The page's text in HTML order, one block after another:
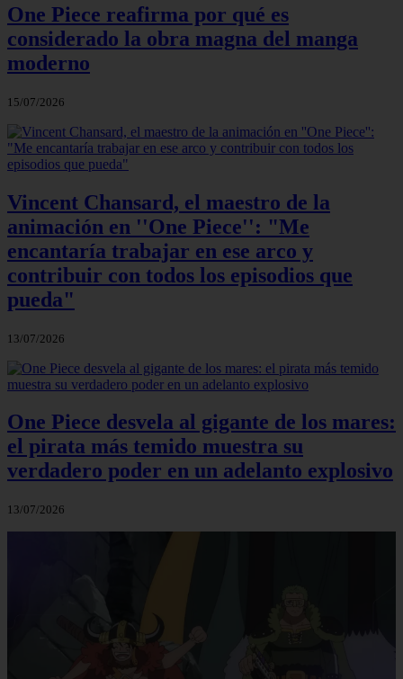
One Piece reafirma por qué es
considerado la obra magna del manga
moderno
15/07/2026
Vincent Chansard, el maestro de la
animación en ''One Piece'': "Me
encantaría trabajar en ese arco y
contribuir con todos los episodios que
pueda"
13/07/2026
One Piece desvela al gigante de los mares:
el pirata más temido muestra su
verdadero poder en un adelanto explosivo
13/07/2026